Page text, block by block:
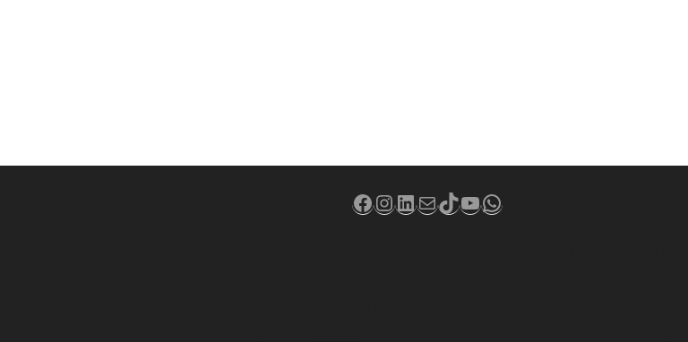
Facebook
Instagram
LinkedIn
MailTikTok
YouTube
WhatsApp